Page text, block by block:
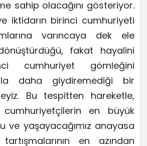
sahip olacağını gösteriyor.
iktidarın birinci cumhuriyeti
varıncaya dek ele
fakat hayalini
cumhuriyet gömleğini
daha giydiremediği bir
Bu tespitten hareketle,
en büyük
ve yaşayacağımız anayasa
en azından